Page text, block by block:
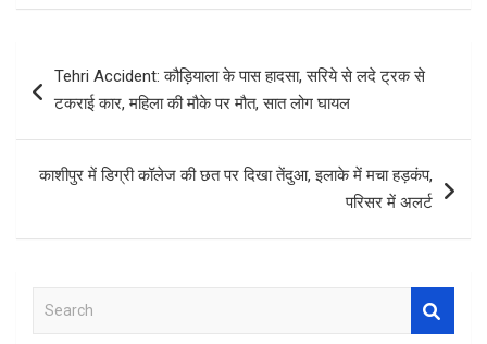
ce
o
k
tt at
s
A
p
ar
e
navigation
Tehri Accident: कौड़ियाला के पास हादसा, सरिये से लदे ट्रक से
टकराई कार, महिला की मौके पर मौत, सात लोग घायल
काशीपुर में डिग्री कॉलेज की छत पर दिखा तेंदुआ, इलाके में मचा हड़कंप,
परिसर में अलर्ट